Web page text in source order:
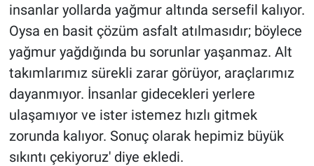
insanlar yollarda yağmur altında sersefil kalıyor.
Oysa en basit çözüm asfalt atılmasıdır; böylece
yağmur yağdığında bu sorunlar yaşanmaz. Alt
takımlarımız sürekli zarar görüyor, araçlarımız
dayanmıyor. İnsanlar gidecekleri yerlere
ulaşamıyor ve ister istemez hızlı gitmek
zorunda kalıyor. Sonuç olarak hepimiz büyük
sıkıntı çekiyoruz' diye ekledi.